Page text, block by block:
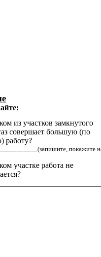
из участков замкнутого
совершает большую (по
работу?
покажите
участке работа не